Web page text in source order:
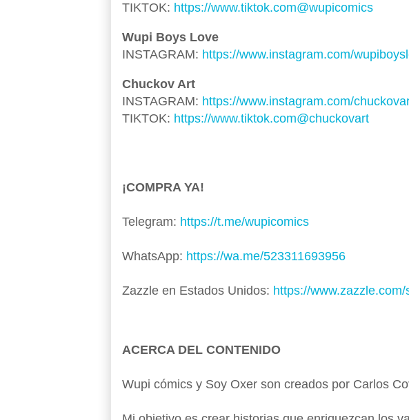
TIKTOK: https://www.tiktok.com@wupicomics
Wupi Boys Love
INSTAGRAM: https://www.instagram.com/
Chuckov Art
INSTAGRAM: https://www.instagram.com/
TIKTOK: https://www.tiktok.com@chuckovart
¡COMPRA YA!
Telegram: https://t.me/wupicomics
WhatsApp: https://wa.me/523311693956
Zazzle en Estados Unidos: https://
ACERCA DEL CONTENIDO
Wupi cómics y Soy Oxer son creados por Carlos